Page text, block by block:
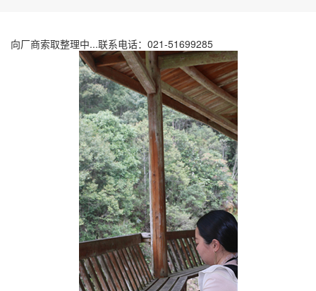
向厂商索取整理中...联系电话：021-51699285